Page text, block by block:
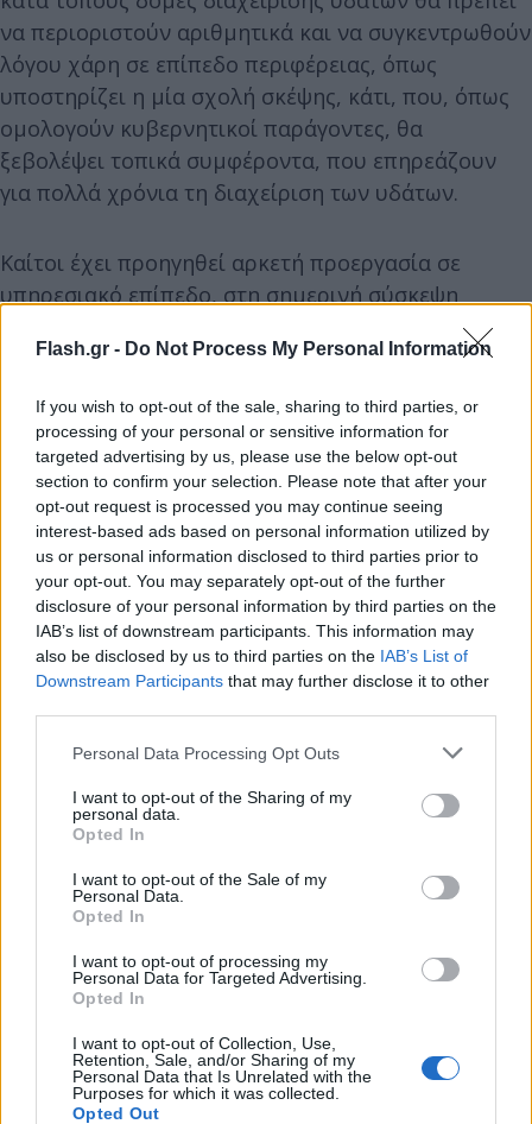
Flash.gr - Do Not Process My Personal Information
If you wish to opt-out of the sale, sharing to third parties, or
processing of your personal or sensitive information for
targeted advertising by us, please use the below opt-out
section to confirm your selection. Please note that after your
opt-out request is processed you may continue seeing
interest-based ads based on personal information utilized by
us or personal information disclosed to third parties prior to
your opt-out. You may separately opt-out of the further
disclosure of your personal information by third parties on the
IAB’s list of downstream participants. This information may
also be disclosed by us to third parties on the IAB’s List of
Downstream Participants that may further disclose it to other
Please note that this website/app uses one or more Google
not limited to your visit or usage behaviour. You may click to
grant or deny consent to Google and its third-party tags to
use your data for below specified purposes in below Google
consent section.
Personal Data Processing Opt Outs
I want to opt-out of the Sharing of my
personal data.
Opted In
I want to opt-out of the Sale of my
Personal Data.
Opted In
I want to opt-out of processing my
Personal Data for Targeted Advertising.
Opted In
I want to opt-out of Collection, Use,
Retention, Sale, and/or Sharing of my
Personal Data that Is Unrelated with the
Purposes for which it was collected.
Opted Out
να περιοριστούν αριθμητικά και να συγκεντρωθούν
λόγου χάρη σε επίπεδο περιφέρειας, όπως
υποστηρίζει η μία σχολή σκέψης, κάτι, που, όπως
ομολογούν κυβερνητικοί παράγοντες, θα
ξεβολέψει τοπικά συμφέροντα, που επηρεάζουν
για πολλά χρόνια τη διαχείριση των υδάτων.
Καίτοι έχει προηγηθεί αρκετή προεργασία σε
υπηρεσιακό επίπεδο, στη σημερινή σύσκεψη
χρονοδιαγράμματα. Σύμφωνα με τον έως τώρα
θα ακολουθήσει μία πιο κλειστή τις επόμενες
ημέρες υπό τονΚυριάκο Μητσοτάκηστο Μέγαρο
Μαξίμου, όπου και θα σταθμιστεί η ωριμότητα των
επί μέρους κυβερνητικών δράσεων, προκειμένου
να γίνει η επίσημη παρουσίαση του Εθνικού
Σχεδίου Διαχείρισης των Υδάτων από τον
πρωθυπουργό εάν όχι εντός του Ιουνίου, σίγουρα
μέσα στις επόμενες εβδομάδες.
Τα στατιστικά που γεννούν ανησυχία
βρίσκεται στην 19η θέση παγκοσμίως ως προς τον
κίνδυνο εμφάνισης λειψυδρίας, καθώς την
τελευταία 10ετία καταγράφεται υπερδιπλασιασμός
( +139%) στη χρήση νερού για ύδρευση ( απόληψη),
εξαιτίας μεταξύ άλλων της αυξημένης τουριστικής
κίνησης, ενώ μεγάλο και άλυτο έως τώρα
πρόβλημα είναι τα δίκτυα διανομής, που